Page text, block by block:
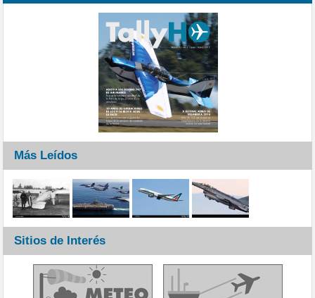
Más Leídos
Sitios de Interés